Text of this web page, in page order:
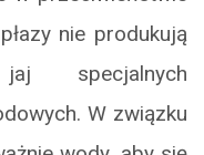
nie produkują
specjalnych
W związku